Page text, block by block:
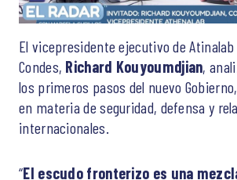
El vicepresidente ejecutivo de
Condes, Richard Kouyoumdjian,
los primeros pasos del nuevo
en materia de seguridad, defensa y
internacionales.
“El escudo fronterizo es una